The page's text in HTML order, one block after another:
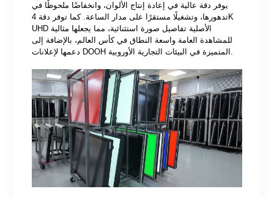
يوفر دقة عالية في إعادة إنتاج الألوان، وانخفاضًا ملحوظًا في
تدهورها، وتشغيلًا مستقرًا على مدار الساعة. كما توفر دقة 4K
UHD الأصلية تفاصيل صورة استثنائية، مما يجعلها مثالية
للمشاهدة العامة واسعة النطاق في كأس العالم، بالإضافة إلى
دعمها لإعلانات DOOH المتميزة في البيئات التجارية الأوروبية.